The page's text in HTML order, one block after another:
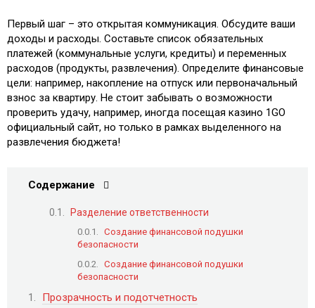
Первый шаг – это открытая коммуникация. Обсудите ваши
доходы и расходы. Составьте список обязательных
платежей (коммунальные услуги, кредиты) и переменных
расходов (продукты, развлечения). Определите финансовые
цели: например, накопление на отпуск или первоначальный
взнос за квартиру. Не стоит забывать о возможности
проверить удачу, например, иногда посещая казино 1GO
официальный сайт, но только в рамках выделенного на
развлечения бюджета!
Содержание
Разделение ответственности
Создание финансовой подушки
безопасности
Создание финансовой подушки
безопасности
Прозрачность и подотчетность